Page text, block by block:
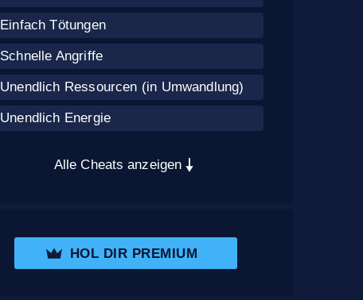
Einfach Tötungen
Schnelle Angriffe
Unendlich Ressourcen (in Umwandlung)
Unendlich Energie
Alle Cheats anzeigen
HOL DIR PREMIUM